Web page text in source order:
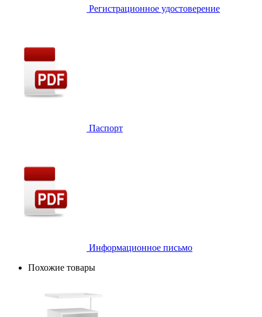
Регистрационное удостоверение
Паспорт
Информационное письмо
Похожие товары